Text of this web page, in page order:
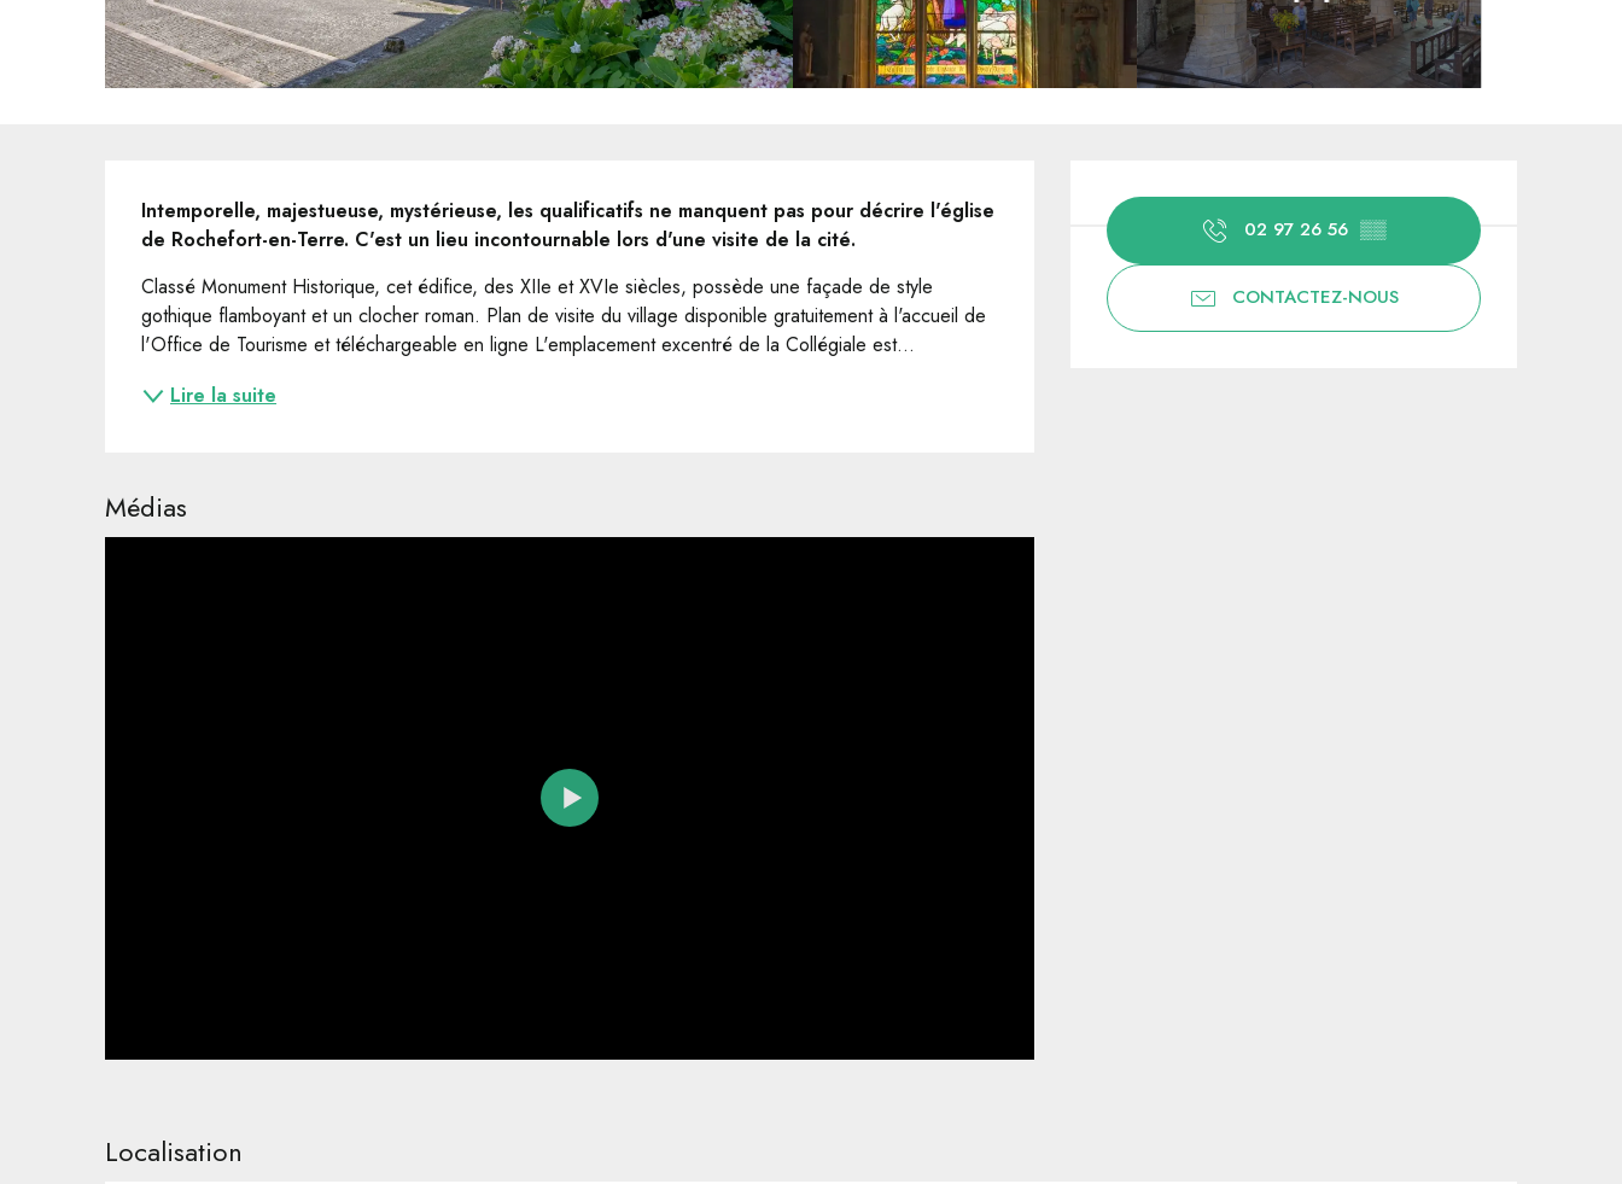
Ouverture et coordonnées
02 97 26 56 ▒▒
CONTACTEZ-NOUS
Description
Intemporelle, majestueuse, mystérieuse, les qualificatifs ne manquent pas pour décrire l'église
de Rochefort-en-Terre. C'est un lieu incontournable lors d'une visite de la cité.
Classé Monument Historique, cet édifice, des XIIe et XVIe siècles, possède une façade de style
gothique flamboyant et un clocher roman. Plan de visite du village disponible gratuitement à l'accueil de
l'Office de Tourisme et téléchargeable en ligne L'emplacement excentré de la Collégiale est...
Lire la suite
Médias
Localisation